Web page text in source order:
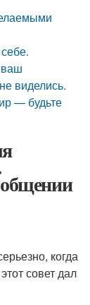
ваш
виделись.
— будьте
когда
совет дал